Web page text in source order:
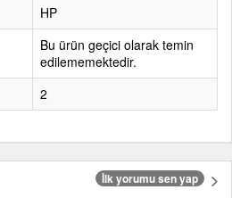
HP
Bu ürün geçici olarak temin
edilememektedir.
2
İlk yorumu sen yap